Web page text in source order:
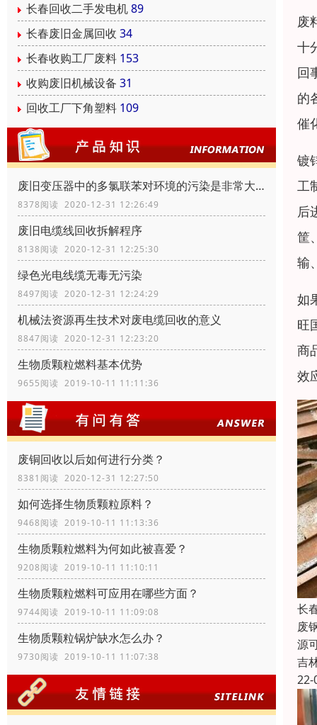
长春回收二手发电机89
长春废旧金属回收 34
长春收购工厂废料 153
收购废旧机械设备 31
回收工厂下角塑料 109
废旧变压器中的多氯联苯对环境的污染是非常大的
8378阅读 2020-12-31 12:26:49
废旧电缆线回收拆解程序
8138阅读 2020-12-31 12:25:30
绿色光电线缆无毒无污染
8497阅读 2020-12-31 12:24:29
机械法资源再生技术对废电缆回收的意义
8847阅读 2020-12-31 12:23:20
生物质颗粒燃料基本优势
9655阅读 2019-10-11 11:11:36
废铜回收以后如何进行分类？
8381阅读 2020-12-31 12:27:50
如何选择生物质颗粒原料？
9468阅读 2019-10-11 11:13:36
生物质颗粒燃料为何如此被喜爱？
9208阅读 2019-10-11 11:10:11
生物质颗粒燃料可应用在哪些方面？
9744阅读 2019-10-11 11:09:08
生物质颗粒锅炉缺水怎么办？
9730阅读 2019-10-11 11:07:38
废
十
回
的
催
镀
工
后
筐
输
如
旺
商
效
长
废
源
吉
22-